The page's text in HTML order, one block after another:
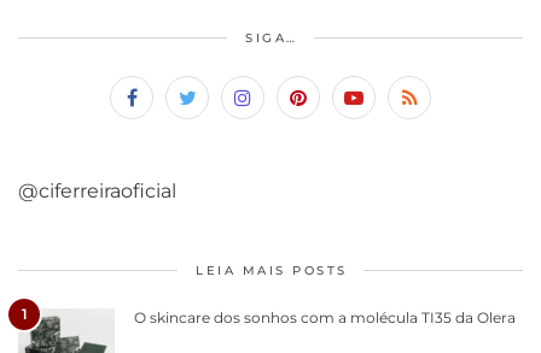
SIGA…
@ciferreiraoficial
LEIA MAIS POSTS
1 O skincare dos sonhos com a molécula TI35 da Olera